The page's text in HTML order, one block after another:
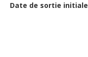
Date de sortie initiale